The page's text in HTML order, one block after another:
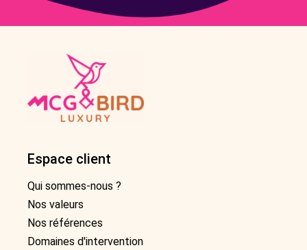
Espace client
Qui sommes-nous ?
Nos valeurs
Nos références
Domaines d'intervention